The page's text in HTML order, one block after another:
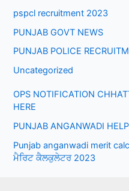
pspcl recruitment 2023
PUNJAB GOVT NEWS
PUNJAB POLICE
Uncategorized
OPS NOTIFICATION
HERE
PUNJAB ANGANWADI
Punjab anganwadi merit
ਮੈਰਿਟ ਕੈਲਕੁਲੇਟਰ 2023